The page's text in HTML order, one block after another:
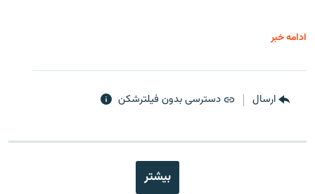
ادامه خبر
ارسال دسترسی بدون فیلترشکن
بیشتر